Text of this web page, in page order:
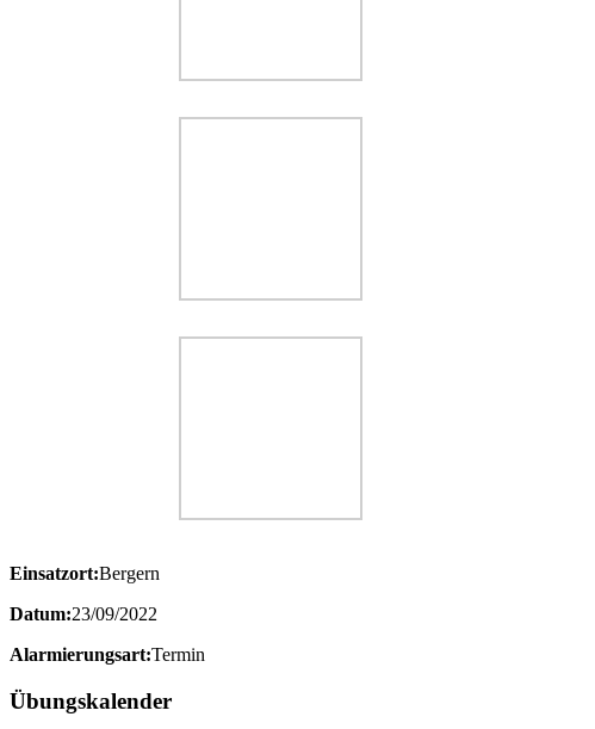
Einsatzort:Bergern
Datum:23/09/2022
Alarmierungsart:Termin
Übungskalender